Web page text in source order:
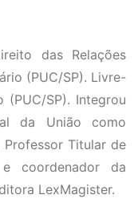
das Relações
(PUC/SP). Livre-
(PUC/SP). Integrou
da União como
Professor Titular de
coordenador da
LexMagister.